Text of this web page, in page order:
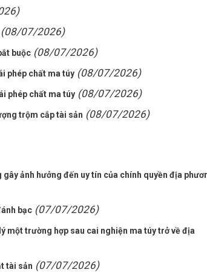
(08/07/2026)
buộc (08/07/2026)
phép chất ma túy (08/07/2026)
phép chất ma túy (08/07/2026)
trộm cắp tài sản (08/07/2026)
ảnh hưởng đến uy tín của chính quyền địa
bạc (07/07/2026)
một trường hợp sau cai nghiện ma túy trở về địa
tài sản (07/07/2026)